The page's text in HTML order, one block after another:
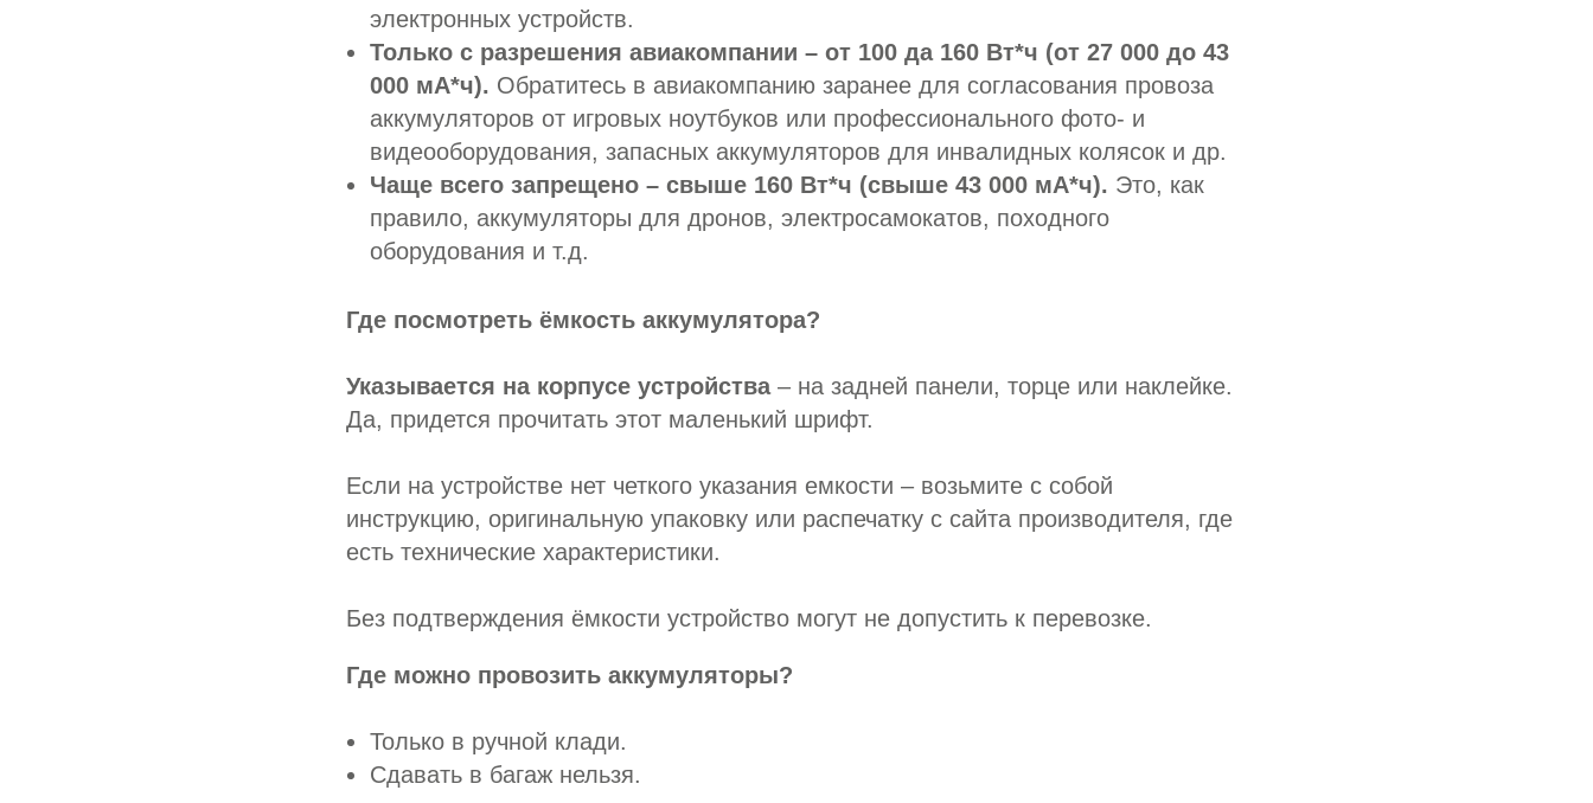
электронных устройств.
Только с разрешения авиакомпании – от 100 да 160 Вт*ч (от 27 000 до 43
000 мА*ч). Обратитесь в авиакомпанию заранее для согласования провоза
аккумуляторов от игровых ноутбуков или профессионального фото- и
видеооборудования, запасных аккумуляторов для инвалидных колясок и др.
Чаще всего запрещено – свыше 160 Вт*ч (свыше 43 000 мА*ч). Это, как
правило, аккумуляторы для дронов, электросамокатов, походного
оборудования и т.д.
Где посмотреть ёмкость аккумулятора?
Указывается на корпусе устройства– на задней панели, торце или наклейке.
Да, придется прочитать этот маленький шрифт.
Если на устройстве нет четкого указания емкости – возьмите с собой
инструкцию, оригинальную упаковку или распечатку с сайта производителя, где
есть технические характеристики.
Без подтверждения ёмкости устройство могут не допустить к перевозке.
Где можно провозить аккумуляторы?
Только в ручной клади.
Сдавать в багаж нельзя.